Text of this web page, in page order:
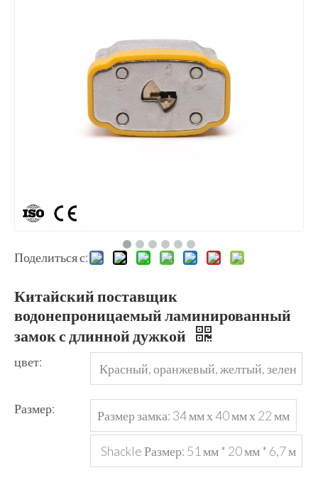
Поделиться с:
Китайский поставщик
водонепроницаемый ламинированный
замок с длинной дужкой
цвет:
Красный, оранжевый, желтый, зелен
ый
Размер: Размер замка: 34 мм х 40 мм х 22 мм
Shackle Размер: 51 мм * 20 мм * 6,7 м